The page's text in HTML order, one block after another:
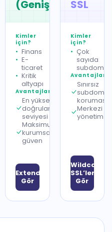
(Genişletilmiş)
Kimler
için?
Finans
E-
ticaret
Kritik
altyapı
Avantajlar
En yüksek
doğrulama
seviyesi
Maksimum
kurumsal
güven
ExtendedSSL’leri
Gör
SSL
Kimler
için?
Çok
sayıda
Avantajlar
Sınırsız
koruması
Merkezi
yönetim
Wildcard
SSL’leri
Gör